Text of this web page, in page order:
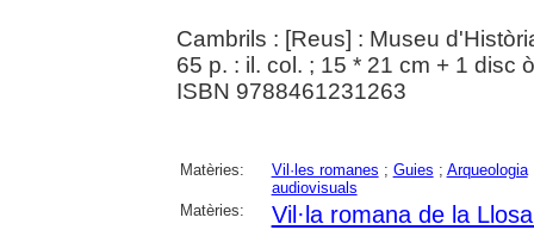
Cambrils : [Reus] : Museu
65 p. : il. col. ; 15 * 21 cm + 1 disc
ISBN 9788461231263
Matèries: Vil·les romanes ; Guies ; Arqueologia
audiovisuals
Matèries:
Vil·la romana de la